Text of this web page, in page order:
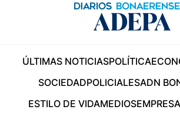
ÚLTIMAS NOTICIASPOLÍTICA
SOCIEDADPOLICIALESADN
ESTILO DE VIDAMEDIOS